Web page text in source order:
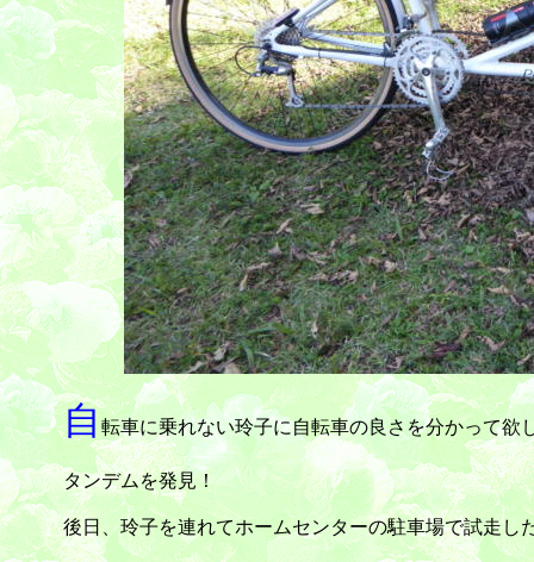
自転車に乗れない玲子に自転車の良さを分かって
タンデムを発見！
後日、玲子を連れてホームセンターの駐車場で試走